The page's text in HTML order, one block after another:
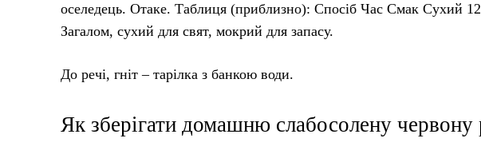
оселедець. Отаке. Таблиця (приблизно): Спосіб Час Смак Сухий
Загалом, сухий для свят, мокрий для запасу.
До речі, гніт – тарілка з банкою води.
Як зберігати домашню слабосолену червону